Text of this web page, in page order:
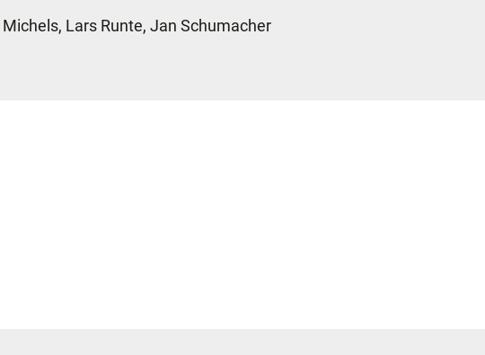
Lars Runte, Jan Schumacher